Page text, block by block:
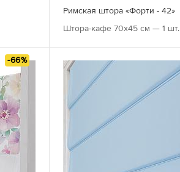
Римская штора «Форти - 42»
Штора-кафе 70х45 см — 1 шт.
-66%